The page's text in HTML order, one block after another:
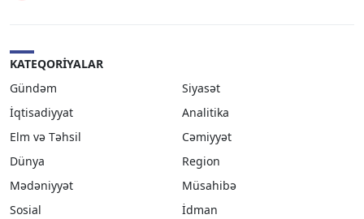
KATEQORIYALAR
Gündəm
Siyasət
İqtisadiyyat
Analitika
Elm və Təhsil
Cəmiyyət
Dünya
Region
Mədəniyyət
Müsahibə
Sosial
İdman